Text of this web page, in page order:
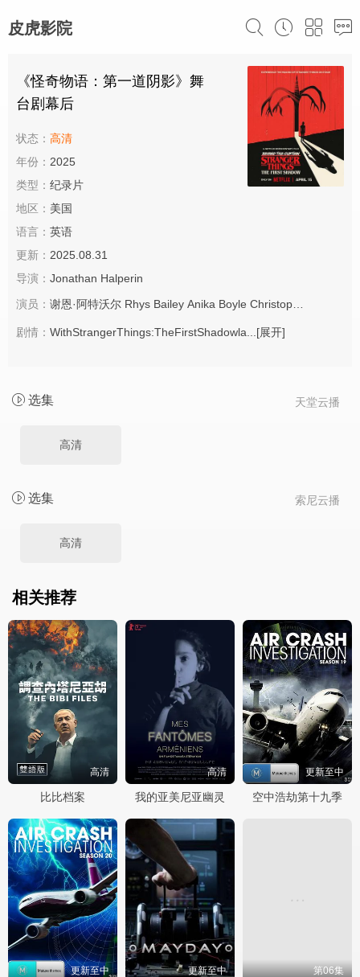
皮虎影院
《怪奇物语：第一道阴影》舞
台剧幕后
状态： 高清
年份： 2025
类型： 纪录片
地区： 美国
语言： 英语
更新： 2025.08.31
导演： Jonathan Halperin
演员： 谢恩·阿特沃尔 Rhys Bailey Anika Boyle Christopher Buckle
剧情： WithStrangerThings:TheFirstShadowla... [展开]
天堂云播
选集
高清
索尼云播
选集
高清
相关推荐
高清
比比档案
高清
我的亚美尼亚幽灵
更新至中
空中浩劫第十九季
更新至中 更新至中 第06集